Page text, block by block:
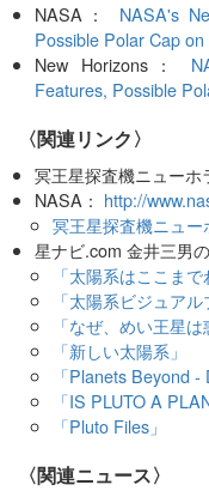
NASA： NASA's
Possible Polar Cap
New Horizons：
Features, Possible
〈関連リンク〉
冥王星探査機ニューホ
NASA： http://
冥王星探査機ニュ
星ナビ.com 金井三男
「太陽系はここまで
「太陽系ビジュア
「なぜ、めい王星
「新しい太陽系」
「Planets Beyond
「IS PLUTO A
「Pluto Files」
〈関連ニュース〉